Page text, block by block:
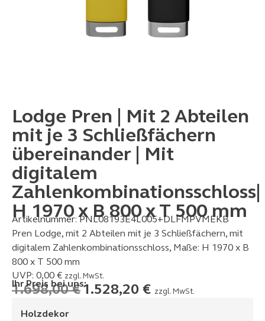
Lodge Pren | Mit 2 Abteilen
mit je 3 Schließfächern
übereinander | Mit
digitalem
Zahlenkombinationsschloss|
H 1970 x B 800 x T 500 mm
Artikelnummer:PNL08193E4L005+DLFMPVMEKB
Pren Lodge, mit 2 Abteilen mit je 3 Schließfächern, mit
digitalem Zahlenkombinationsschloss, Maße: H 1970 x B
800 x T 500 mm
UVP: 0,00 € zzgl. MwSt.
Ihr Preis bei uns:
1.698,00€1.528,20 € zzgl. MwSt.
Holzdekor